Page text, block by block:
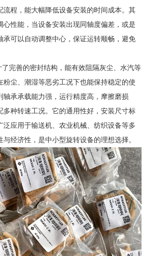
流程，能大幅降低设备安装的时间成本。其
心性能，当设备安装出现同轴度偏差，或是
承可以自动调整中心，保证运转顺畅，避免
完善的密封结构，能有效阻隔灰尘、水汽等
粉尘、潮湿等恶劣工况下也能保持稳定的使
轴承承载能力强，运行精度高，摩擦磨损
多种转速工况。它的通用性好，安装尺寸标
泛应用于输送机、农业机械、纺织设备等多
经济性，是中小型旋转设备的理想选择。